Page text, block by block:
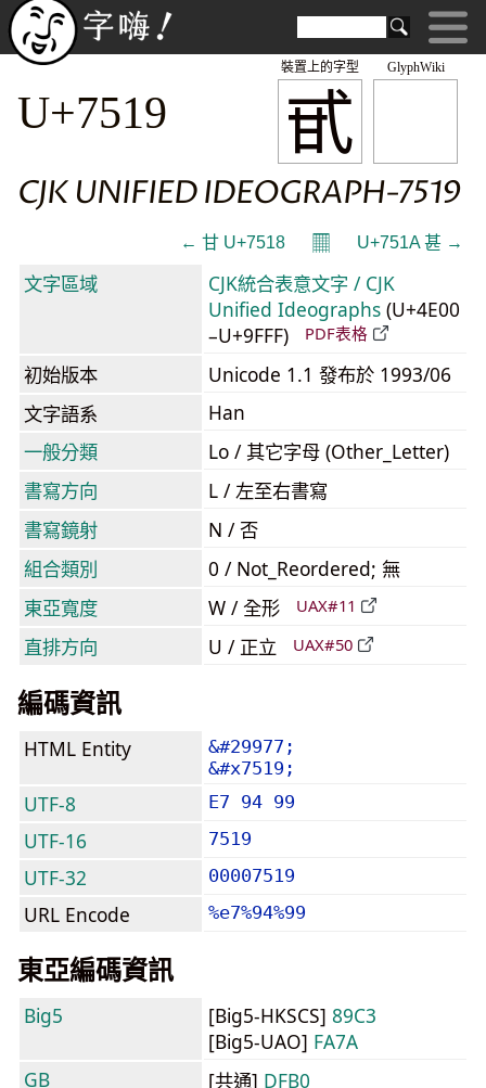
GlyphWiki
甙
裝置上的字型
U+7519
CJK UNIFIED IDEOGRAPH-7519
← 甘 U+7518 𝄜 U+751A 甚 →
文字區域
CJK統合表意文字 / CJK
Unified Ideographs (U+4E00
–U+9FFF)
PDF表格
初始版本
Unicode 1.1 發布於 1993/06
文字語系
Han
一般分類
Lo / 其它字母 (Other_Letter)
書寫方向
L / 左至右書寫
書寫鏡射
N / 否
組合類別
0 / Not_Reordered; 無
東亞寬度
W / 全形 UAX#11
直排方向 U / 正立 UAX#50
編碼資訊
HTML Entity
&#29977;
&#x7519;
UTF-8 E7 94 99
UTF-16 7519
UTF-32 00007519
URL Encode %e7%94%99
東亞編碼資訊
Big5 [Big5-HKSCS] 89C3
[Big5-UAO] FA7A
GB
[共通] DFB0